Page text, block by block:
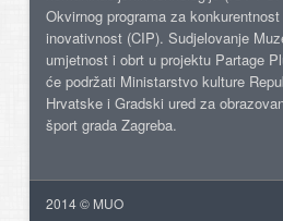
Okvirnog programa za konkurentnost
inovativnost (CIP). Sudjelovanje
umjetnost i obrt u projektu Partage
će podržati Ministarstvo kulture
Hrvatske i Gradski ured za
šport grada Zagreba.
2014 © MUO